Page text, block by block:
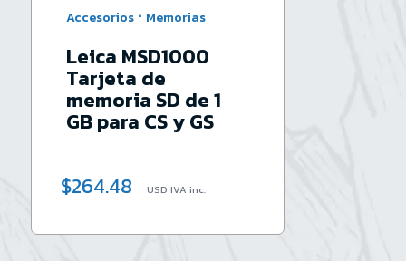
Accesorios · Memorias
Leica MSD1000
Tarjeta de
memoria SD de 1
GB para CS y GS
$264.48 USD IVA inc.